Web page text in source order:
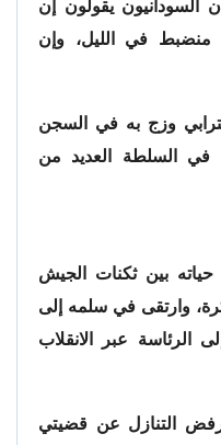
السودانيون يقولون إن
منضبط في الليل، وإن
وزج به في السجن
السلطة العديد من
بين ثكنات الجيش
وارتقى في سلمه إلى
الرئاسة عبر الانقلاب
التنازل عن قضيتي